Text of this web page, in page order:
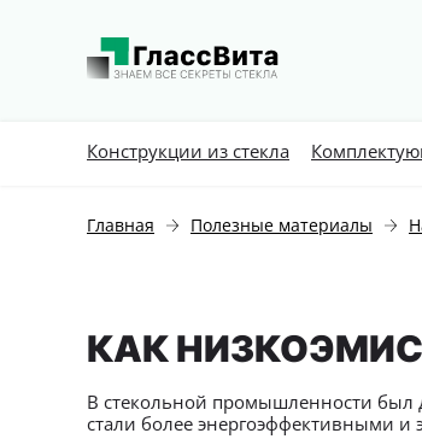
Конструкции из стекла
Главная Полезные материалы
КАК
В стекольной промышленности был
стали более энергоэффективными и